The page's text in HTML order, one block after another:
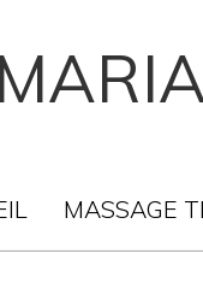
MASSAGE